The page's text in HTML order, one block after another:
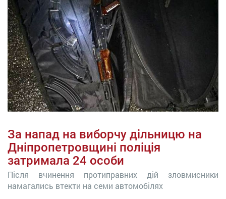
За напад на виборчу дільницю на
Дніпропетровщині поліція
затримала 24 особи
Після вчинення протиправних дій зловмисники
намагались втекти на семи автомобілях